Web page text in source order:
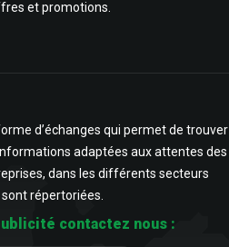
et promotions.
d’échanges qui permet de trouver
adaptées aux attentes des
dans les différents secteurs
répertoriées.
contactez nous :